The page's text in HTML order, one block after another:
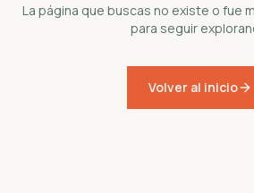
La página que buscas no existe o fue
para seguir
Volver al inicio